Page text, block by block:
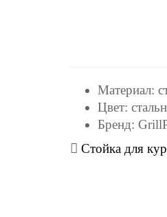
Материал:
Цвет:
Бренд:
Стойка для